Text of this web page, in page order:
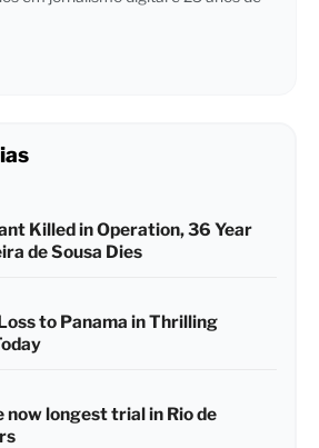
Killed in Operation, 36 Year
de Sousa Dies
to Panama in Thrilling
now longest trial in Rio de